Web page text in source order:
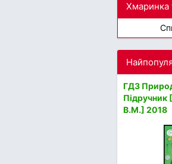
Хмаринка
ГДЗ
Підручник
В.М.] 2018